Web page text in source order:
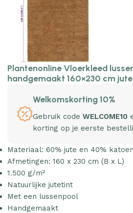
Plantenonline Vloerkleed
handgemaakt 160×230 cm
Welkomskorting 10%
Gebruik code WELCOME10
korting op je eerste
Materiaal: 60% jute en 40% katoen
Afmetingen: 160 x 230 cm (B x L)
1.500 g/m²
Natuurlijke jutetint
Met een lussenpool
Handgemaakt